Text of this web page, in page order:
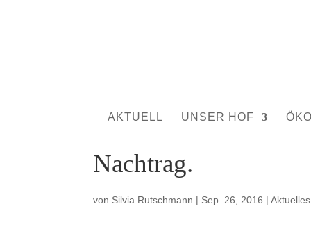
AKTUELL UNSER HOF
Nachtrag.
von Silvia Rutschmann | Sep. 26, 2016 |Aktuelles